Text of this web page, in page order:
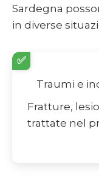
Sardegna
in diverse
✅
Traumi e
Fratture,
trattate nel